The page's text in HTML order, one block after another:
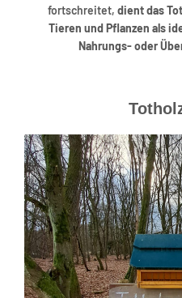
fortschreitet, dient das
Tieren und Pflanzen als
Nahrungs- oder